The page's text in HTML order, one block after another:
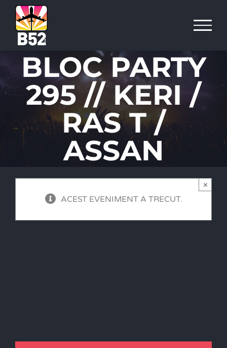
Skip
content
BLOC PARTY
295 // KERI /
RAS T /
ASSAN
ACEST EVENIMENT A TRECUT.
×